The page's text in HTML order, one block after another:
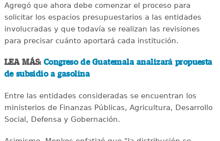
Agregó que ahora debe comenzar el proceso para
solicitar los espacios presupuestarios a las entidades
involucradas y que todavía se realizan las revisiones
para precisar cuánto aportará cada institución.
LEA MÁS: Congreso de Guatemala analizará propuesta
de subsidio a gasolina
Entre las entidades consideradas se encuentran los
ministerios de Finanzas Públicas, Agricultura, Desarrollo
Social, Defensa y Gobernación.